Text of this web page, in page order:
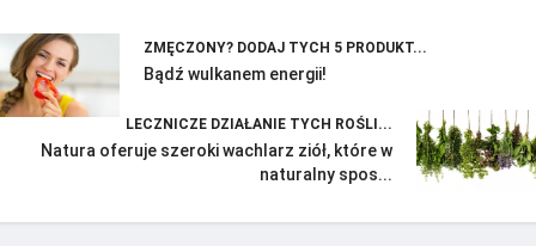
ZMĘCZONY? DODAJ TYCH 5 PRODUKT...
Bądź wulkanem energii!
LECZNICZE DZIAŁANIE TYCH ROŚLI...
Natura oferuje szeroki wachlarz ziół, które w
naturalny spos...